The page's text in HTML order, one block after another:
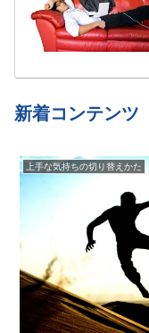
新着コンテンツ
上手な気持ちの切り替えかた